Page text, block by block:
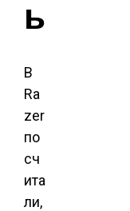
ы
В
Ra
zer
по
сч
ита
ли,